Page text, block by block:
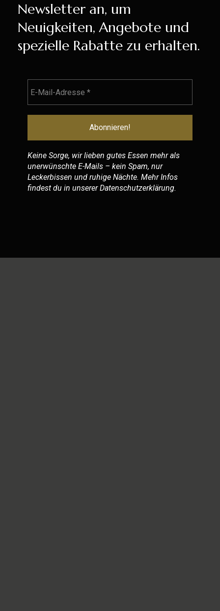
Newsletter an, um
Neuigkeiten, Angebote und
spezielle Rabatte zu erhalten.
Keine Sorge, wir lieben gutes Essen mehr als
unerwünschte E-Mails – kein Spam, nur
Leckerbissen und ruhige Nächte. Mehr Infos
findest du in unsererDatenschutzerklärung.